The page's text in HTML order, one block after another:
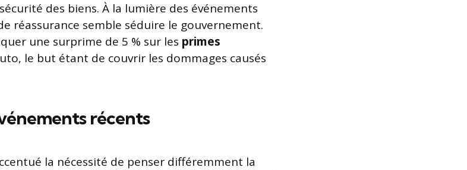
des biens. À la lumière des événements
réassurance semble séduire le gouvernement.
une surprime de 5 % sur les primes
le but étant de couvrir les dommages causés
récents
la nécessité de penser différemment la